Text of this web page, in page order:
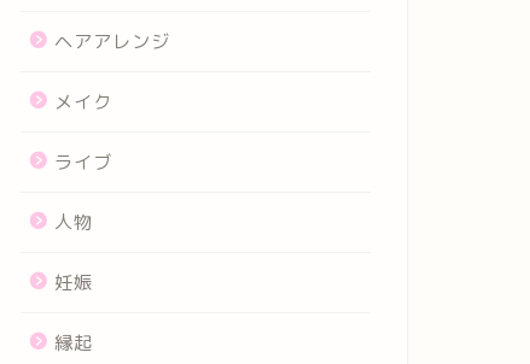
ヘアアレンジ
メイク
ライブ
人物
妊娠
縁起